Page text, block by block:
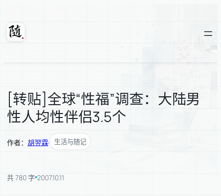
内
随轩
[转贴]全球“性福”调查：大陆男
性人均性伴侣3.5个
作者： 胡翌霖· 生活与随记
共 780 字 2007.10.11